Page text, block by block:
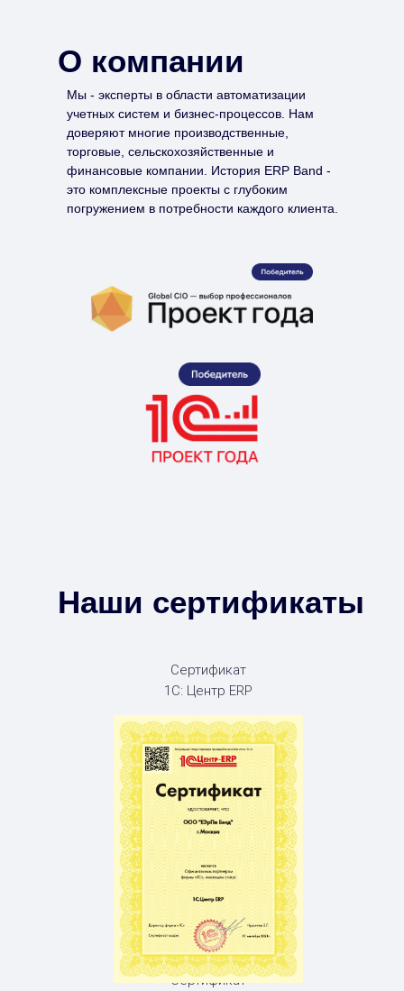
Мы - эксперты в области автоматизации
учетных систем и бизнес-процессов. Нам
доверяют многие производственные,
торговые, сельскохозяйственные и
финансовые компании. История ERP Band -
это комплексные проекты с глубоким
погружением в потребности каждого клиента.
О компании
Наши сертификаты
Сертификат
1С: Центр ERP
Сертификат